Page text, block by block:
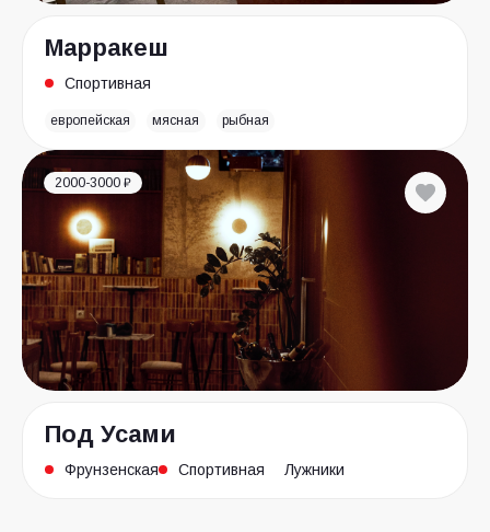
Марракеш
Спортивная
европейская мясная рыбная
2000-3000 ₽
Под Усами
Фрунзенская Спортивная Лужники